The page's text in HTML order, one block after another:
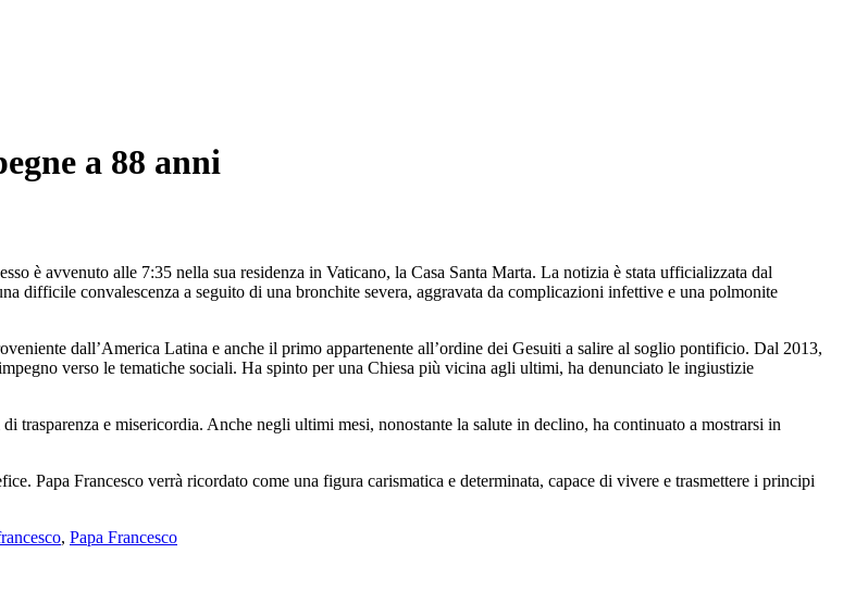
a 88 anni
è avvenuto alle 7:35 nella sua residenza in Vaticano, la Casa Santa Marta. La notizia è stata ufficializzata dal
convalescenza a seguito di una bronchite severa, aggravata da complicazioni infettive e una polmonite
dall’America Latina e anche il primo appartenente all’ordine dei Gesuiti a salire al soglio pontificio. Dal 2013,
verso le tematiche sociali. Ha spinto per una Chiesa più vicina agli ultimi, ha denunciato le ingiustizie
trasparenza e misericordia. Anche negli ultimi mesi, nonostante la salute in declino, ha continuato a mostrarsi in
Papa Francesco verrà ricordato come una figura carismatica e determinata, capace di vivere e trasmettere i principi
, Papa Francesco